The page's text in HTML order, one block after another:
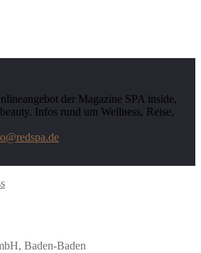
der Magazine SPA inside,
Infos rund um Wellness, Reise,
Baden-Baden